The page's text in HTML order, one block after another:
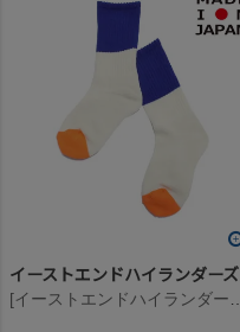
イーストエンドハイランダーズ